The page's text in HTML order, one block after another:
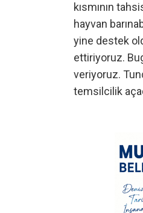
kısmının
hayvan
yine destek
ettiriyoruz.
veriyoruz.
temsilcilik